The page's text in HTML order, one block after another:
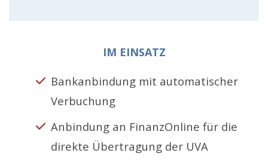
IM EINSATZ
Bankanbindung mit automatischer
Verbuchung
Anbindung an FinanzOnline für die
direkte Übertragung der UVA